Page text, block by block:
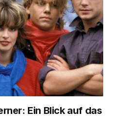
Ein Blick auf das